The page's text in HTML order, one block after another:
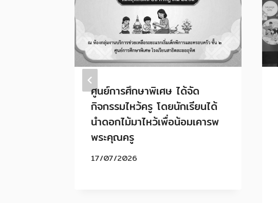
ศูนย์การศึกษาพิเศษ ได้จัด
กิจกรรมไหว้ครู โดยนักเรียนได้
นำดอกไม้มาไหว้เพื่อน้อมเคารพ
พระคุณครู
17/07/2026